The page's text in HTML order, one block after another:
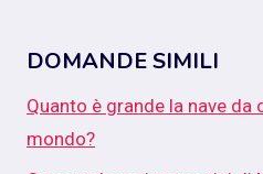
DOMANDE SIMILI
Quanto è grande la nave da
mondo?